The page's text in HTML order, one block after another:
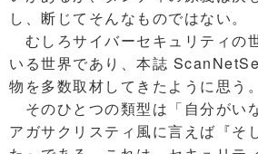
し、断じてそんなものではない。
むしろサイバーセキュリティの
いる世界であり、本誌
物を多数取材してきたように思う。
そのひとつの類型は「自分がい
アガサクリスティ風に言えば『そ